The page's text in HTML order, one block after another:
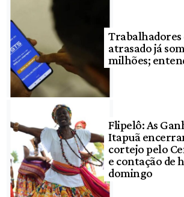
Trabalhadores
atrasado já
milhões;
Flipelô: As
Itapuã
cortejo pelo
e contação de
domingo